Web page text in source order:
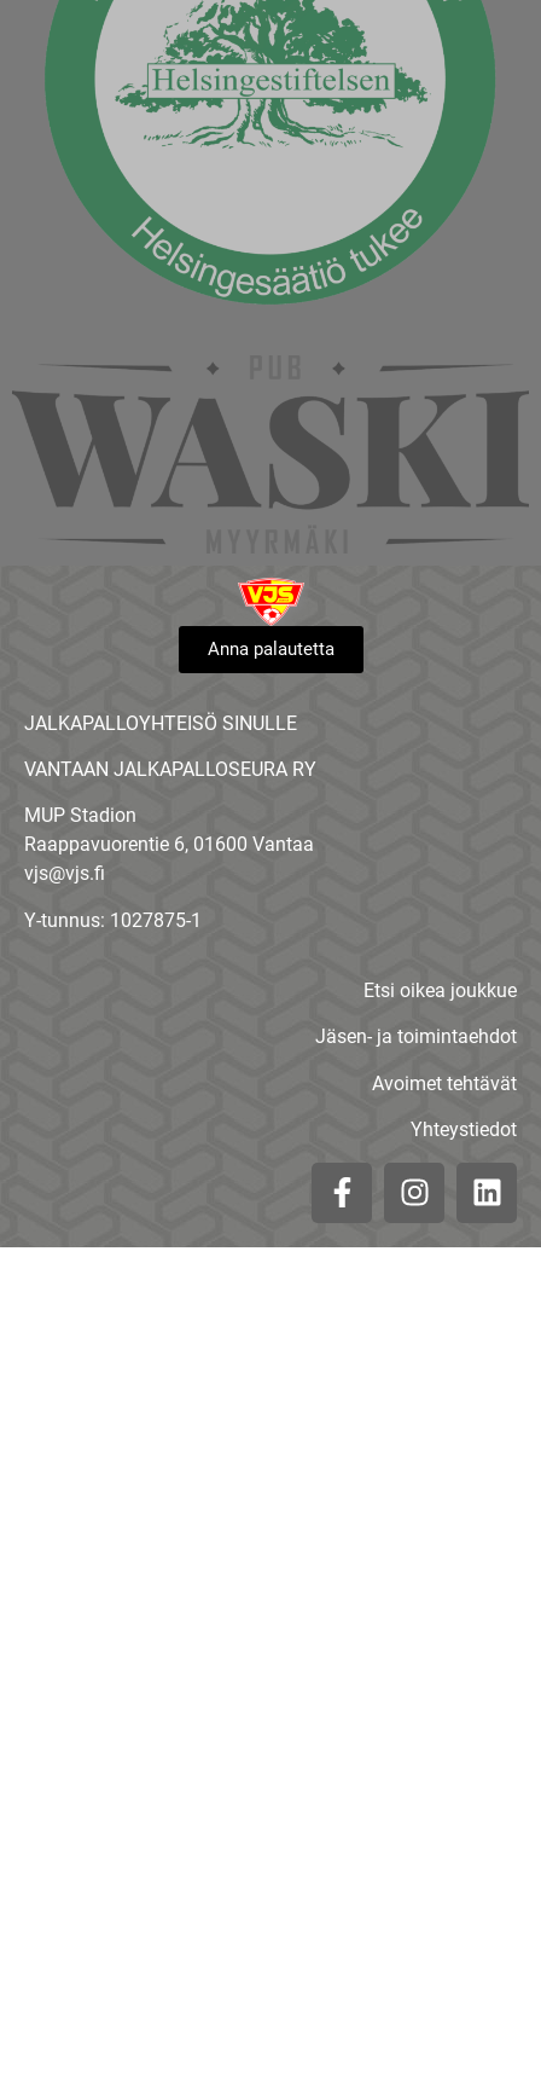
Anna palautetta
JALKAPALLOYHTEISÖ SINULLE
VANTAAN JALKAPALLOSEURA RY
MUP Stadion
Raappavuorentie 6, 01600 Vantaa
vjs@vjs.fi
Y-tunnus: 1027875-1
Etsi oikea joukkue
Jäsen- ja toimintaehdot
Avoimet tehtävät
Yhteystiedot